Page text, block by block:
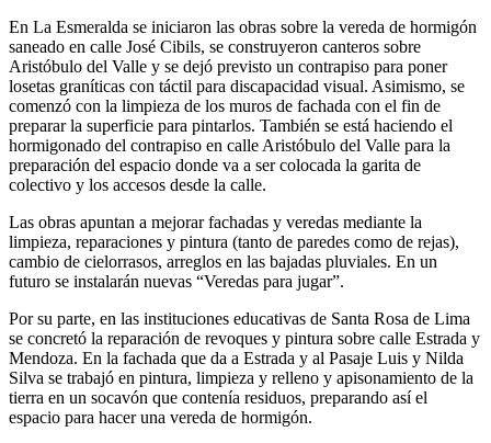
En La Esmeralda se iniciaron las obras sobre la vereda de hormigón
saneado en calle José Cibils, se construyeron canteros sobre
Aristóbulo del Valle y se dejó previsto un contrapiso para poner
losetas graníticas con táctil para discapacidad visual. Asimismo, se
comenzó con la limpieza de los muros de fachada con el fin de
preparar la superficie para pintarlos. También se está haciendo el
hormigonado del contrapiso en calle Aristóbulo del Valle para la
preparación del espacio donde va a ser colocada la garita de
colectivo y los accesos desde la calle.
Las obras apuntan a mejorar fachadas y veredas mediante la
limpieza, reparaciones y pintura (tanto de paredes como de rejas),
cambio de cielorrasos, arreglos en las bajadas pluviales. En un
futuro se instalarán nuevas “Veredas para jugar”.
Por su parte, en las instituciones educativas de Santa Rosa de Lima
se concretó la reparación de revoques y pintura sobre calle Estrada y
Mendoza. En la fachada que da a Estrada y al Pasaje Luis y Nilda
Silva se trabajó en pintura, limpieza y relleno y apisonamiento de la
tierra en un socavón que contenía residuos, preparando así el
espacio para hacer una vereda de hormigón.